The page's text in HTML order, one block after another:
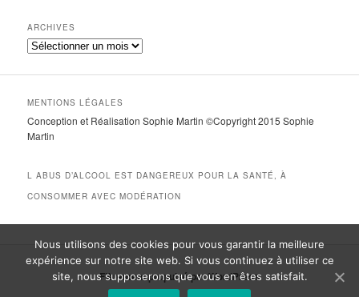
ARCHIVES
A
c
i
v
e
MENTIONS LÉGALES
Conception et Réalisation Sophie Martin ©Copyright 2015 Sophie
Martin
L ABUS D’ALCOOL EST DANGEREUX POUR LA SANTÉ, À
CONSOMMER AVEC MODÉRATION
Fièrement propulsé par WordPress
Nous utilisons des cookies pour vous garantir la meilleure
expérience sur notre site web. Si vous continuez à utiliser ce
site, nous supposerons que vous en êtes satisfait.